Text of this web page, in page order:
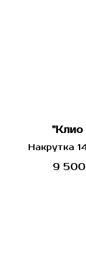
"Клио
Накрутка
Industrial9 500